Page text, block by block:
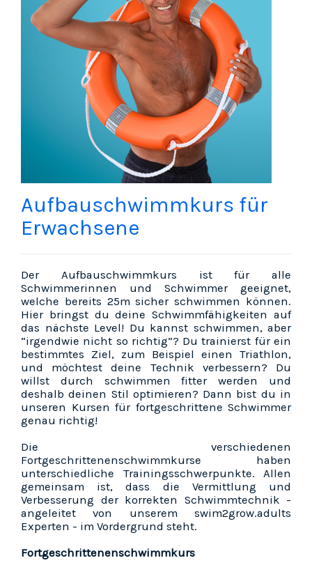
Aufbauschwimmkurs für
Erwachsene
Der Aufbauschwimmkurs ist für alle
Schwimmerinnen und Schwimmer geeignet,
welche bereits 25m sicher schwimmen können.
Hier bringst du deine Schwimmfähigkeiten auf
das nächste Level! Du kannst schwimmen, aber
“irgendwie nicht so richtig”? Du trainierst für ein
bestimmtes Ziel, zum Beispiel einen Triathlon,
und möchtest deine Technik verbessern? Du
willst durch schwimmen fitter werden und
deshalb deinen Stil optimieren? Dann bist du in
unseren Kursen für fortgeschrittene Schwimmer
genau richtig!
Die verschiedenen
Fortgeschrittenenschwimmkurse haben
unterschiedliche Trainingsschwerpunkte. Allen
gemeinsam ist, dass die Vermittlung und
Verbesserung der korrekten Schwimmtechnik -
angeleitet von unserem swim2grow.adults
Experten - im Vordergrund steht.
Fortgeschrittenenschwimmkurs